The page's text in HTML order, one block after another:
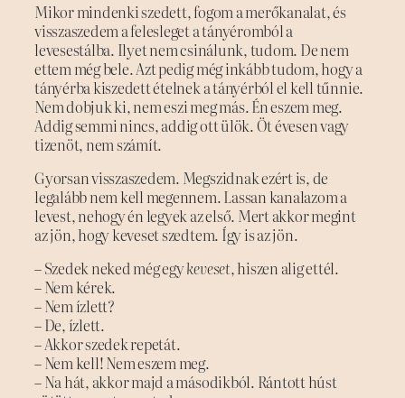
Mikor mindenki szedett, fogom a merőkanalat, és
visszaszedem a felesleget a tányéromból a
levesestálba. Ilyet nem csinálunk, tudom. De nem
ettem még bele. Azt pedig még inkább tudom, hogy a
tányérba kiszedett ételnek a tányérból el kell tűnnie.
Nem dobjuk ki, nem eszi meg más. Én eszem meg.
Addig semmi nincs, addig ott ülök. Öt évesen vagy
tizenöt, nem számít.
Gyorsan visszaszedem. Megszidnak ezért is, de
legalább nem kell megennem. Lassan kanalazom a
levest, nehogy én legyek az első. Mert akkor megint
az jön, hogy keveset szedtem. Így is az jön.
– Szedek neked még egykeveset, hiszen alig ettél.
– Nem kérek.
– Nem ízlett?
– De, ízlett.
– Akkor szedek repetát.
– Nem kell! Nem eszem meg.
– Na hát, akkor majd a másodikból. Rántott húst